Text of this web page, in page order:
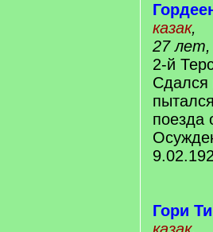
казак,
27 лет,
2-й
Сдался
поезда
Гори